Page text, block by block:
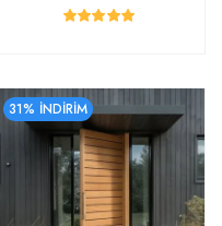
31% İNDİRİM